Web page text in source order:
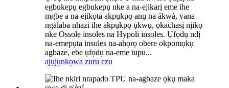
egbukepụ egbukepụ nke a na-ejikarị eme ihe
mgbe a na-ejikọta akpụkpọ anụ na ákwà, yana
ngalaba nhazi ihe akpụkpọ ụkwụ, ọkachasị njikọ
nke Ossole insoles na Hypoli insoles. Ụfọdụ ndị
na-emepụta insoles na-ahọrọ obere okpomọkụ
agbaze, ebe ụfọdụ na-eme tupu...
ajụjụnkọwa zuru ezu